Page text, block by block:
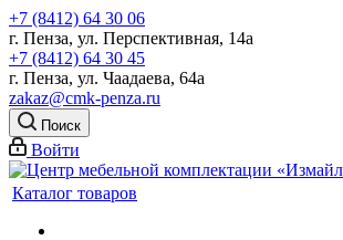
+7 (8412) 64 30 06
г. Пенза, ул. Перспективная, 14а
+7 (8412) 64 30 45
г. Пенза, ул. Чаадаева, 64а
zakaz@cmk-penza.ru
Поиск
Войти
Каталог товаров